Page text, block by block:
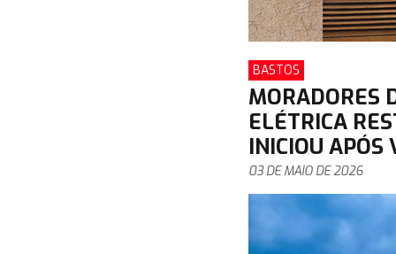
BASTOS
MORADORES
ELÉTRICA
INICIOU
03 DE MAIO DE 2026